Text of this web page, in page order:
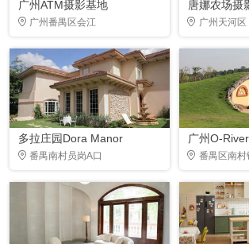
广州ATM摄影基地
广州番禺区会江
唐娜农场摄
广州天河区
多拉庄园Dora Manor
番禺南村员岗A口
广州O-
番禺区南村